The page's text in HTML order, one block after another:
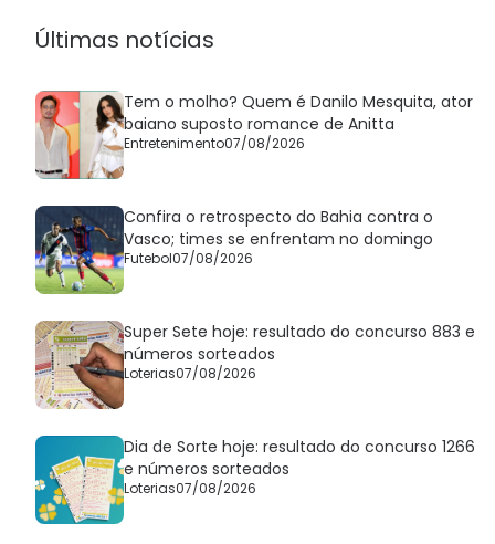
Últimas notícias
Tem o molho? Quem é Danilo Mesquita, ator
baiano suposto romance de Anitta
Entretenimento07/08/2026
Confira o retrospecto do Bahia contra o
Vasco; times se enfrentam no domingo
Futebol07/08/2026
Super Sete hoje: resultado do concurso 883 e
números sorteados
Loterias07/08/2026
Dia de Sorte hoje: resultado do concurso 1266
e números sorteados
Loterias07/08/2026